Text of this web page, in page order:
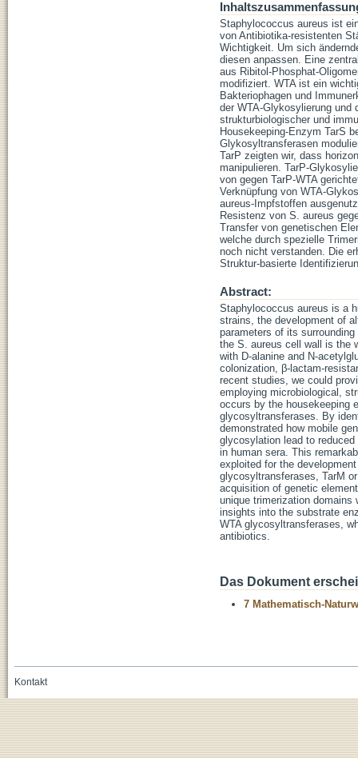
Staphylococcus aureus ist
von Antibiotika-resistenten
Wichtigkeit. Um sich
diesen anpassen. Eine
aus Ribitol-Phosphat-
modifiziert. WTA ist ein
Bakteriophagen und
der WTA-Glykosylierung und
strukturbiologischer und
Housekeeping-Enzym TarS
Glykosyltransferasen
TarP zeigten wir, dass
manipulieren. TarP-
von gegen TarP-WTA
Verknüpfung von WTA-
aureus-Impfstoffen
Resistenz von S. aureus
Transfer von genetischen
welche durch spezielle
noch nicht verstanden. Die
Struktur-basierte
Abstract:
Staphylococcus aureus is a
strains, the development of
parameters of its
the S. aureus cell wall is the
with D-alanine and N-
colonization, β-lactam-
recent studies, we could
employing microbiological,
occurs by the housekeeping
glycosyltransferases. By
demonstrated how mobile
glycosylation lead to
in human sera. This
exploited for the
glycosyltransferases, TarM
acquisition of genetic
unique trimerization domains
insights into the substrate
WTA glycosyltransferases,
antibiotics.
Das Dokument
7 Mathematisch-
Kontakt